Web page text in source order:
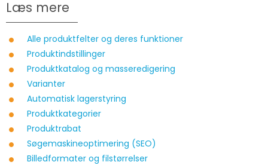
Læs mere
Alle produktfelter og deres funktioner
Produktindstillinger
Produktkatalog og masseredigering
Varianter
Automatisk lagerstyring
Produktkategorier
Produktrabat
Søgemaskineoptimering (SEO)
Billedformater og filstørrelser